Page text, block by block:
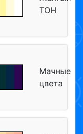
ТОН
Мачные
цвета